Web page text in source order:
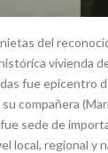
del
vivienda
fue epicentro
compañera
sede de
local, regional y